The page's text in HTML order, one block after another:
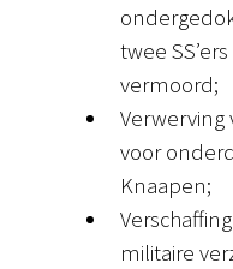
twee
vermoord;
voor
Knaapen;
militaire